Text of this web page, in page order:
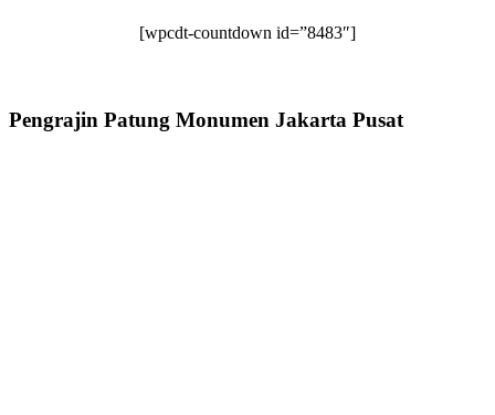
[wpcdt-countdown id=”8483″]
Pengrajin Patung Monumen Jakarta Pusat